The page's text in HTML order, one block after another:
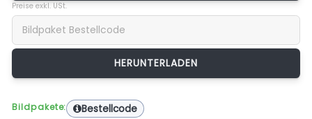
Preise exkl. USt.
Bildpakete: Bestellcode